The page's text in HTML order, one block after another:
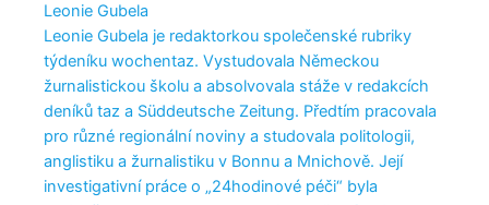
Leonie Gubela
Leonie Gubela je redaktorkou společenské rubriky
týdeníku wochentaz. Vystudovala Německou
žurnalistickou školu a absolvovala stáže v redakcích
deníků taz a Süddeutsche Zeitung. Předtím pracovala
pro různé regionální noviny a studovala politologii,
anglistiku a žurnalistiku v Bonnu a Mnichově. Její
investigativní práce o „24hodinové péči“ byla